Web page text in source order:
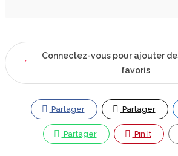
Connectez-vous pour ajouter
favoris
Partager Partager
Partager Pin It